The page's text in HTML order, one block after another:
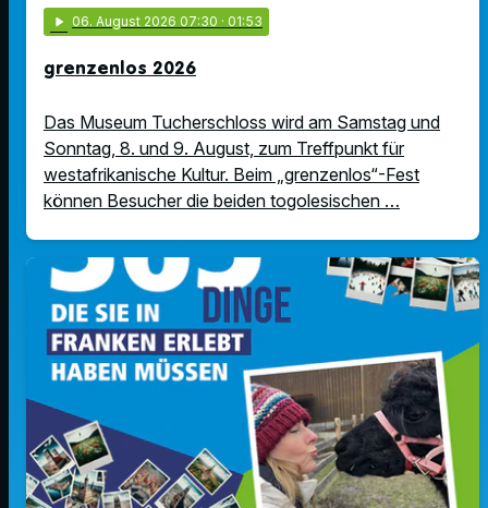
play_arrow 06. August 2026 07:30 · 01:53
grenzenlos 2026
Das Museum Tucherschloss wird am Samstag und
Sonntag, 8. und 9. August, zum Treffpunkt für
westafrikanische Kultur. Beim „grenzenlos“-Fest
können Besucher die beiden togolesischen …